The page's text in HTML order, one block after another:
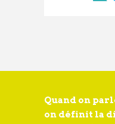
Quand on
on définit la